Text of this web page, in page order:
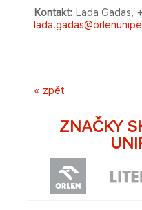
Kontakt: Lada Gadas,
« zpět
ZNAČKY